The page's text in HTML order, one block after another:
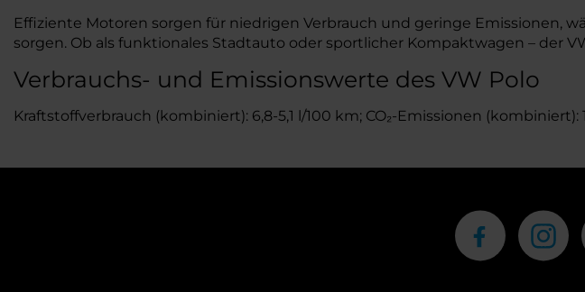
Effiziente Motoren sorgen für niedrigen Verbrauch und geringe Emissionen,
sorgen. Ob als funktionales Stadtauto oder sportlicher Kompaktwagen – der
Verbrauchs- und Emissionswerte des VW Polo
Kraftstoffverbrauch (kombiniert): 6,8-5,1 l/100 km; CO₂-Emissionen (kombiniert):